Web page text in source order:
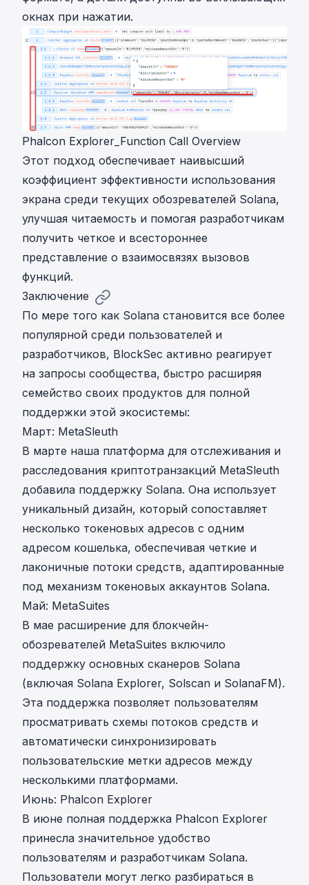
окнах при нажатии.
Phalcon Explorer_Function Call Overview
Этот подход обеспечивает наивысший
коэффициент эффективности использования
экрана среди текущих обозревателей Solana,
улучшая читаемость и помогая разработчикам
получить четкое и всестороннее
представление о взаимосвязях вызовов
функций.
Заключение
По мере того как Solana становится все более
популярной среди пользователей и
разработчиков, BlockSec активно реагирует
на запросы сообщества, быстро расширяя
семейство своих продуктов для полной
поддержки этой экосистемы:
Март: MetaSleuth
В марте наша платформа для отслеживания и
расследования криптотранзакций MetaSleuth
добавила поддержку Solana. Она использует
уникальный дизайн, который сопоставляет
несколько токеновых адресов с одним
адресом кошелька, обеспечивая четкие и
лаконичные потоки средств, адаптированные
под механизм токеновых аккаунтов Solana.
Май: MetaSuites
В мае расширение для блокчейн-
обозревателей MetaSuites включило
поддержку основных сканеров Solana
(включая Solana Explorer, Solscan и SolanaFM).
Эта поддержка позволяет пользователям
просматривать схемы потоков средств и
автоматически синхронизировать
пользовательские метки адресов между
несколькими платформами.
Июнь: Phalcon Explorer
В июне полная поддержка Phalcon Explorer
принесла значительное удобство
пользователям и разработчикам Solana.
Пользователи могут легко разбираться в